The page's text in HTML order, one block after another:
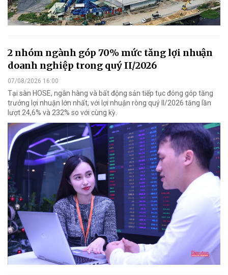
2 nhóm ngành góp 70% mức tăng lợi nhuận
doanh nghiệp trong quý II/2026
07/08/2026 16:00
Tại sàn HOSE, ngân hàng và bất động sản tiếp tục đóng góp tăng
trưởng lợi nhuận lớn nhất, với lợi nhuận ròng quý II/2026 tăng lần
lượt 24,6% và 232% so với cùng kỳ.